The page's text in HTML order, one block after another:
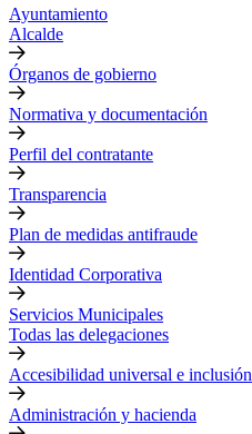
Ayuntamiento
Alcalde
Órganos de gobierno
Normativa y documentación
Perfil del contratante
Transparencia
Plan de medidas antifraude
Identidad Corporativa
Servicios Municipales
Todas las delegaciones
Accesibilidad universal e inclusión
Administración y hacienda